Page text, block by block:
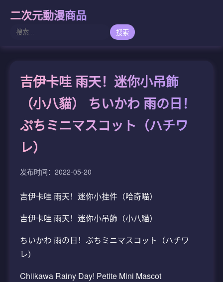
二次元動漫商品
搜索
吉伊卡哇 雨天！迷你小吊飾
（小八貓） ちいかわ 雨の日！
ぷちミニマスコット（ハチワ
レ）
发布时间：2022-05-20
吉伊卡哇 雨天！迷你小挂件（哈奇喵）
吉伊卡哇 雨天！迷你小吊飾（小八貓）
ちいかわ 雨の日！ぷちミニマスコット（ハチワ
レ）
Chiikawa Rainy Day! Petite Mini Mascot